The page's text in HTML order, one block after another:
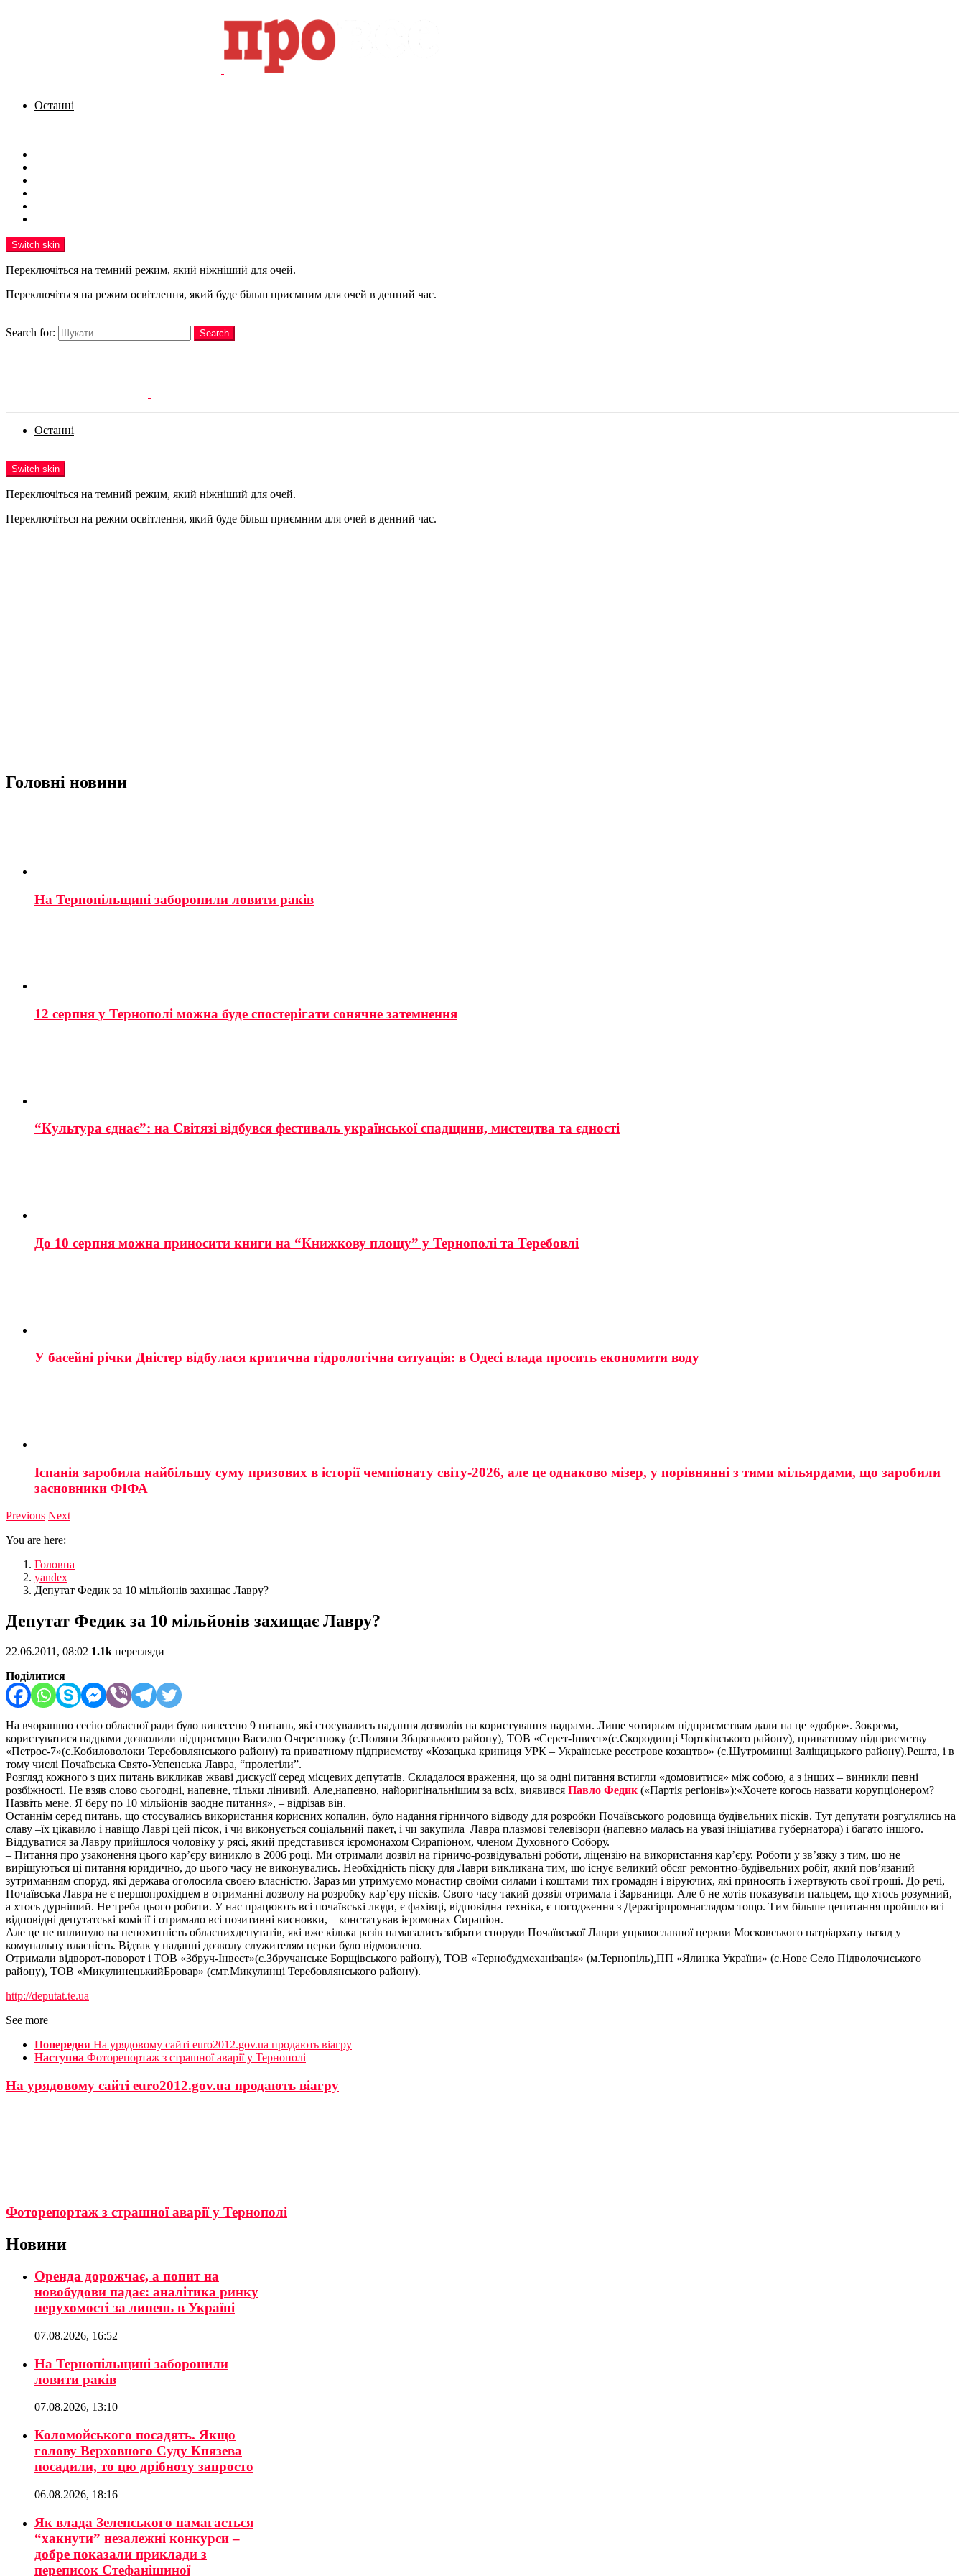
Останні
Switch skin
Переключіться на темний режим, який ніжніший для очей.
Переключіться на режим освітлення, який буде більш приємним для очей в денний час.
Search for:
Search
Останні
Switch skin
Переключіться на темний режим, який ніжніший для очей.
Переключіться на режим освітлення, який буде більш приємним для очей в денний час.
Головні новини
На Тернопільщині заборонили ловити раків
12 серпня у Тернополі можна буде спостерігати сонячне затемнення
“Культура єднає”: на Світязі відбувся фестиваль української спадщини, мистецтва та єдності
До 10 серпня можна приносити книги на “Книжкову площу” у Тернополі та Теребовлі
У басейні річки Дністер відбулася критична гідрологічна ситуація: в Одесі влада просить економити воду
Іспанія заробила найбільшу суму призових в історії чемпіонату світу-2026, але це однаково мізер, у порівнянні з тими мільярдами, що заробили
засновники ФІФА
Previous Next
You are here:
Головна
yandex
Депутат Федик за 10 мільйонів захищає Лавру?
Депутат Федик за 10 мільйонів захищає Лавру?
22.06.2011, 08:02 1.1k перегляди
Поділитися
На вчорашню сесію обласної ради було винесено 9 питань, які стосувались надання дозволів на користування надрами. Лише чотирьом підприємствам дали на це «добро». Зокрема,
користуватися надрами дозволили підприємцю Василю Очеретнюку (с.Поляни Збаразького району), ТОВ «Серет-Інвест»(с.Скородинці Чортківського району), приватному підприємству
«Петрос-7»(с.Кобиловолоки Теребовлянського району) та приватному підприємству «Козацька криниця УРК – Українське реєстрове козацтво» (с.Шутроминці Заліщицького району).Решта, і в
тому числі Почаївська Свято-Успенська Лавра, “пролетіли”.
Розгляд кожного з цих питань викликав жваві дискусії серед місцевих депутатів. Складалося враження, що за одні питання встигли «домовитися» між собою, а з інших – виникли певні
розбіжності. Не взяв слово сьогодні, напевне, тільки лінивий. Але,напевно, найоригінальнішим за всіх, виявився Павло Федик («Партія регіонів»):«Хочете когось назвати корупціонером?
Назвіть мене. Я беру по 10 мільйонів заодне питання», – відрізав він.
Останнім серед питань, що стосувались використання корисних копалин, було надання гірничого відводу для розробки Почаївського родовища будівельних пісків. Тут депутати розгулялись на
славу –їх цікавило і навіщо Лаврі цей пісок, і чи виконується соціальний пакет, і чи закупила Лавра плазмові телевізори (напевно малась на увазі ініціатива губернатора) і багато іншого.
Віддуватися за Лавру прийшлося чоловіку у рясі, який представився ієромонахом Сирапіоном, членом Духовного Собору.
– Питання про узаконення цього кар’єру виникло в 2006 році. Ми отримали дозвіл на гірничо-розвідувальні роботи, ліцензію на використання кар’єру. Роботи у зв’язку з тим, що не
вирішуються ці питання юридично, до цього часу не виконувались. Необхідність піску для Лаври викликана тим, що існує великий обсяг ремонтно-будівельних робіт, який пов’язаний
зутриманням споруд, які держава оголосила своєю власністю. Зараз ми утримуємо монастир своїми силами і коштами тих громадян і віруючих, які приносять і жертвують свої гроші. До речі,
Почаївська Лавра не є першопрохідцем в отриманні дозволу на розробку кар’єру пісків. Свого часу такий дозвіл отримала і Зарваниця. Але б не хотів показувати пальцем, що хтось розумний,
а хтось дурніший. Не треба цього робити. У нас працюють всі почаївські люди, є фахівці, відповідна техніка, є погодження з Держгірпромнаглядом тощо. Тим більше цепитання пройшло всі
відповідні депутатські комісії і отримало всі позитивні висновки, – констатував ієромонах Сирапіон.
Але це не вплинуло на непохитність обласнихдепутатів, які вже кілька разів намагались забрати споруди Почаївської Лаври управославної церкви Московського патріархату назад у
комунальну власність. Відтак у наданні дозволу служителям церки було відмовлено.
Отримали відворот-поворот і ТОВ «Збруч-Інвест»(с.Збручанське Борщівського району), ТОВ «Тернобудмеханізація» (м.Тернопіль),ПП «Ялинка України» (с.Нове Село Підволочиського
району), ТОВ «МикулинецькийБровар» (смт.Микулинці Теребовлянського району).
http://deputat.te.ua
See more
Попередня На урядовому сайті euro2012.gov.ua продають віагру
Наступна Фоторепортаж з страшної аварії у Тернополі
На урядовому сайті euro2012.gov.ua продають віагру
Фоторепортаж з страшної аварії у Тернополі
Новини
Оренда дорожчає, а попит на
новобудови падає: аналітика ринку
нерухомості за липень в Україні
07.08.2026, 16:52
На Тернопільщині заборонили
ловити раків
07.08.2026, 13:10
Коломойського посадять. Якщо
голову Верховного Суду Князева
посадили, то цю дрібноту запросто
06.08.2026, 18:16
Як влада Зеленського намагається
“хакнути” незалежні конкурси –
добре показали приклади з
переписок Стефанішиної